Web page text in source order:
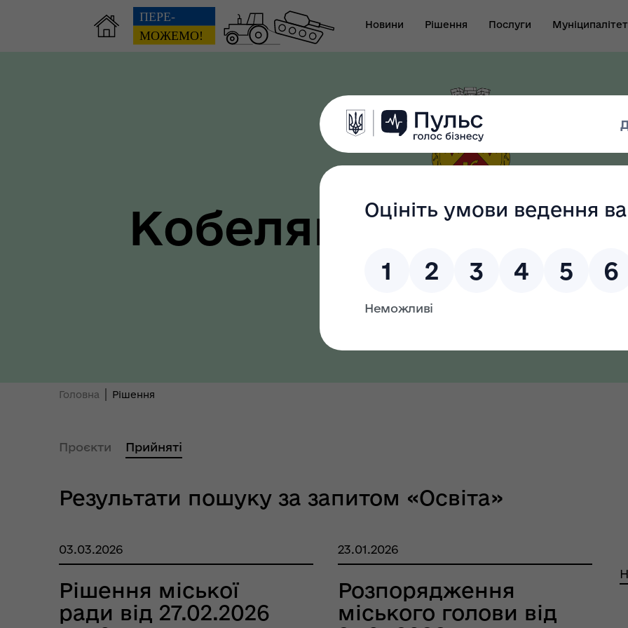
Новини Рішення Послуги Муніципалітет
Ради України з прав людини у
Полтавській області
Звіт виконуючого
повноваження міського
голови-секретаря міської
ради
Ти як? Всеукраїнська
програма ментального
ментального здоров'я
Безбар"єрність
Кобеляцька
громада
Головна Рішення
Проєкти Прийняті
Результати пошуку за запитом «Освіта»
03.03.2026
Рішення міської
ради від 27.02.2026
23.01.2026
Розпорядження
міського голови від